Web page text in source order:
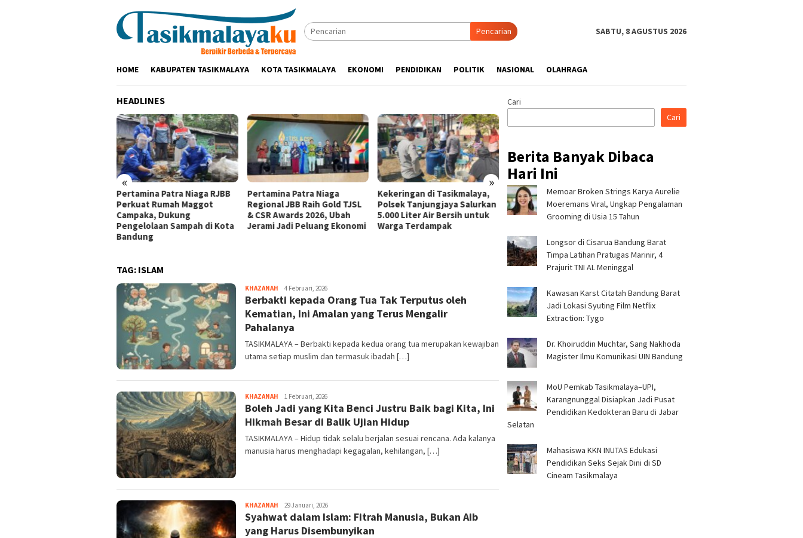
Pencarian SABTU, 8 AGUSTUS 2026
HOME KABUPATEN TASIKMALAYA KOTA TASIKMALAYA EKONOMI PENDIDIKAN POLITIK NASIONAL OLAHRAGA
HEADLINES
« »
Pertamina Patra Niaga RJBB
Perkuat Rumah Maggot
Pengelolaan Sampah di Kota
Pertamina Patra Niaga
Regional JBB Raih Gold TJSL
& CSR Awards 2026, Ubah
Jerami Jadi Peluang Ekonomi
Kekeringan di Tasikmalaya,
Polsek Tanjungjaya Salurkan
5.000 Liter Air Bersih untuk
Warga Terdampak
Pertamina Patra Niaga RJBB
Perkuat Kesiapsiagaan
Bencana Sejak Dini melalui
Program PANAH KESATRIA
Silaturahmi ke Ponpes Baitul
Hikmah, Kapolres
Tasikmalaya Minta Dukungan
TAG: ISLAM
KHAZANAH Tim
Redaksi
4 Februari, 2026
Berbakti kepada Orang Tua Tak Terputus oleh
Kematian, Ini Amalan yang Terus Mengalir
Pahalanya
TASIKMALAYA – Berbakti kepada kedua orang tua merupakan kewajiban
utama setiap muslim dan termasuk ibadah […]
KHAZANAH Tim
Redaksi
1 Februari, 2026
Boleh Jadi yang Kita Benci Justru Baik bagi Kita, Ini
Hikmah Besar di Balik Ujian Hidup
TASIKMALAYA – Hidup tidak selalu berjalan sesuai rencana. Ada kalanya
manusia harus menghadapi kegagalan, kehilangan, […]
KHAZANAH Tim
Redaksi
29 Januari, 2026
Syahwat dalam Islam: Fitrah Manusia, Bukan Aib
yang Harus Disembunyikan
Cari
Cari
Berita Banyak Dibaca
Hari Ini
Memoar Broken Strings Karya Aurelie
Moeremans Viral, Ungkap Pengalaman
Grooming di Usia 15 Tahun
Longsor di Cisarua Bandung Barat
Timpa Latihan Pra­tugas Marinir, 4
Prajurit TNI AL Meninggal
Kawasan Karst Citatah Bandung Barat
Jadi Lokasi Syuting Film Netflix
Extraction: Tygo
Dr. Khoiruddin Muchtar, Sang Nakhoda
Magister Ilmu Komunikasi UIN Bandung
MoU Pemkab Tasikmalaya–UPI,
Karangnunggal Disiapkan Jadi Pusat
Pendidikan Kedokteran Baru di Jabar
Selatan
Mahasiswa KKN INUTAS Edukasi
Pendidikan Seks Sejak Dini di SD
Cineam Tasikmalaya